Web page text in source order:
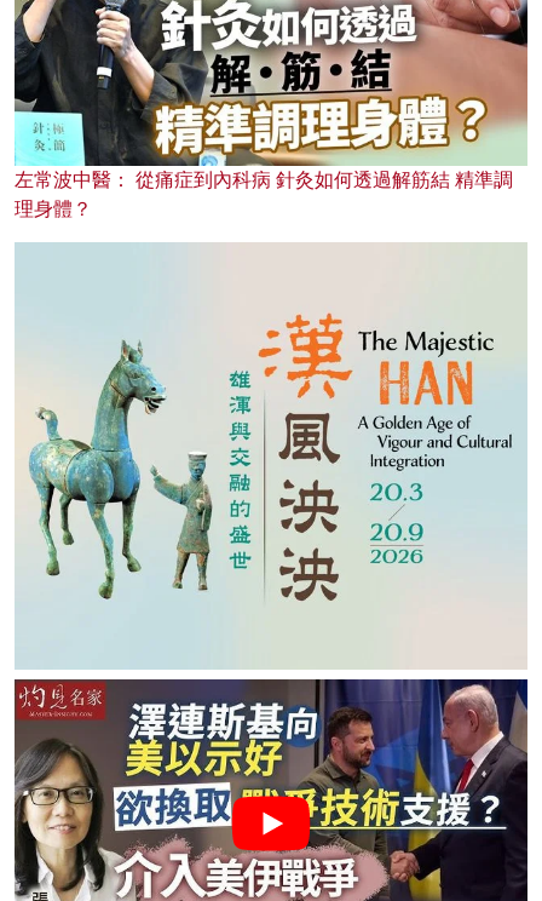
左常波中醫： 從痛症到內科病 針灸如何透過解筋結 精準調
理身體？